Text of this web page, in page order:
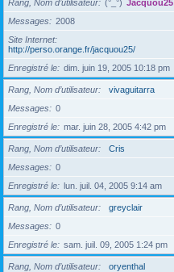
Rang, Nom d’utilisateur (°_°) Jacquou25
Messages
2008
Site Internet
http://perso.orange.fr/jacquou25/
Enregistré le
dim. juin 19, 2005 10:18 pm
Rang, Nom d’utilisateur
vivaguitarra
Messages
0
Enregistré le
mar. juin 28, 2005 4:42 pm
Rang, Nom d’utilisateur
Cris
Messages
0
Enregistré le
lun. juil. 04, 2005 9:14 am
Rang, Nom d’utilisateur
greyclair
Messages
0
Enregistré le
sam. juil. 09, 2005 1:24 pm
Rang, Nom d’utilisateur
oryenthal